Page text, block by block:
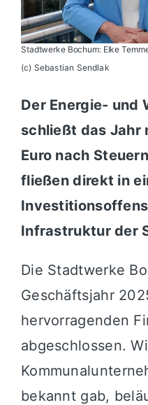
Stadtwerke Bochum: Elke
(c) Sebastian Sendlak
Der Energie- und
schließt das Jahr
Euro nach
fließen direkt in
Infrastruktur der
Die Stadtwerke
Geschäftsjahr
hervorragenden
abgeschlossen.
bekannt gab,